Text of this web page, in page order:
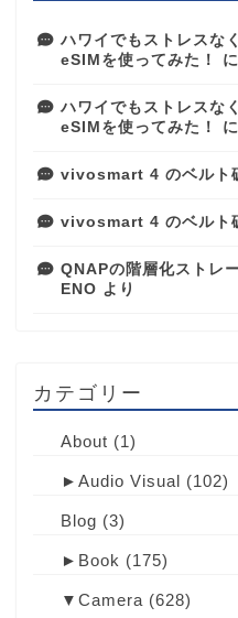
ハワイでもストレスな
eSIMを使ってみた！
に
ハワイでもストレスな
eSIMを使ってみた！
に
vivosmart 4 のベルト
vivosmart 4 のベルト
QNAPの階層化ストレ
ENO より
カテゴリー
About (1)
► Audio Visual (102)
Blog (3)
► Book (175)
▼ Camera (628)